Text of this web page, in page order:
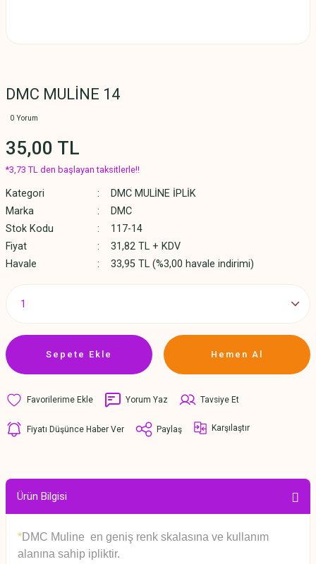
DMC MULİNE 14
0 Yorum
35,00 TL
*3,73 TL den başlayan taksitlerle!!
Kategori
DMC MULİNE İPLİK
Marka
DMC
Stok Kodu
117-14
Fiyat
31,82 TL + KDV
Havale
33,95 TL (%3,00 havale indirimi)
Sepete Ekle Hemen Al
Yorum Yaz Tavsiye Et
Fiyatı Düşünce Haber Ver Paylaş Karşılaştır
Ürün Bilgisi
*DMC Muline en geniş renk skalasına ve kullanım
alanına sahip ipliktir.